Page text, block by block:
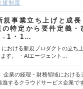
援制度
事業立ち上げと成長
特定から要件定義・
・1…
おける新規プロダクトの立ち
す。 ・AIエージェント…
企業の経理・財務領域における
進するクラウドサービス企業で